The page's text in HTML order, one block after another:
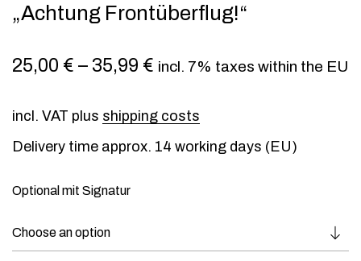
„Achtung Frontüberflug!“
25,00 € – 35,99 € incl. 7% taxes within the EU
incl. VAT plus shipping costs
Delivery time approx. 14 working days (EU)
Optional mit Signatur